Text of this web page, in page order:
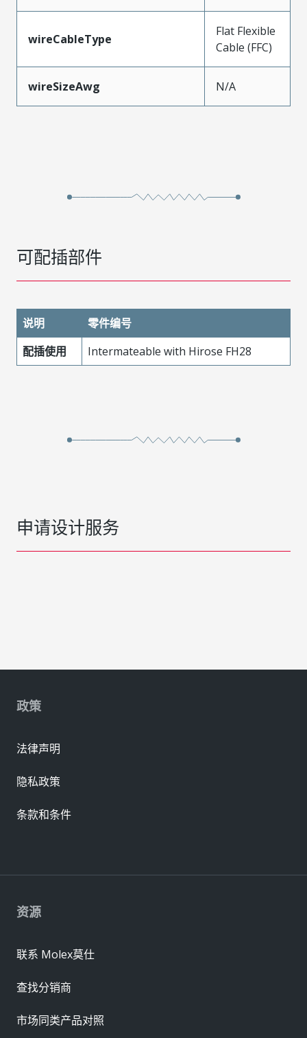
wireCableType
Flat Flexible
Cable (FFC)
wireSizeAwg N/A
可配插部件
说明
零件编号
配插使用
Intermateable with Hirose FH28
申请设计服务
资源
联系 Molex莫仕
查找分销商
市场同类产品对照
政策
法律声明
隐私政策
条款和条件